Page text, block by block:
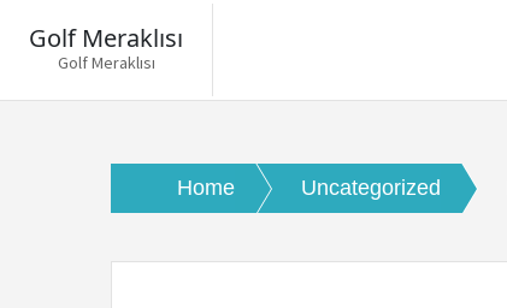
Golf Meraklısı
Golf Meraklısı
Home Uncategorized